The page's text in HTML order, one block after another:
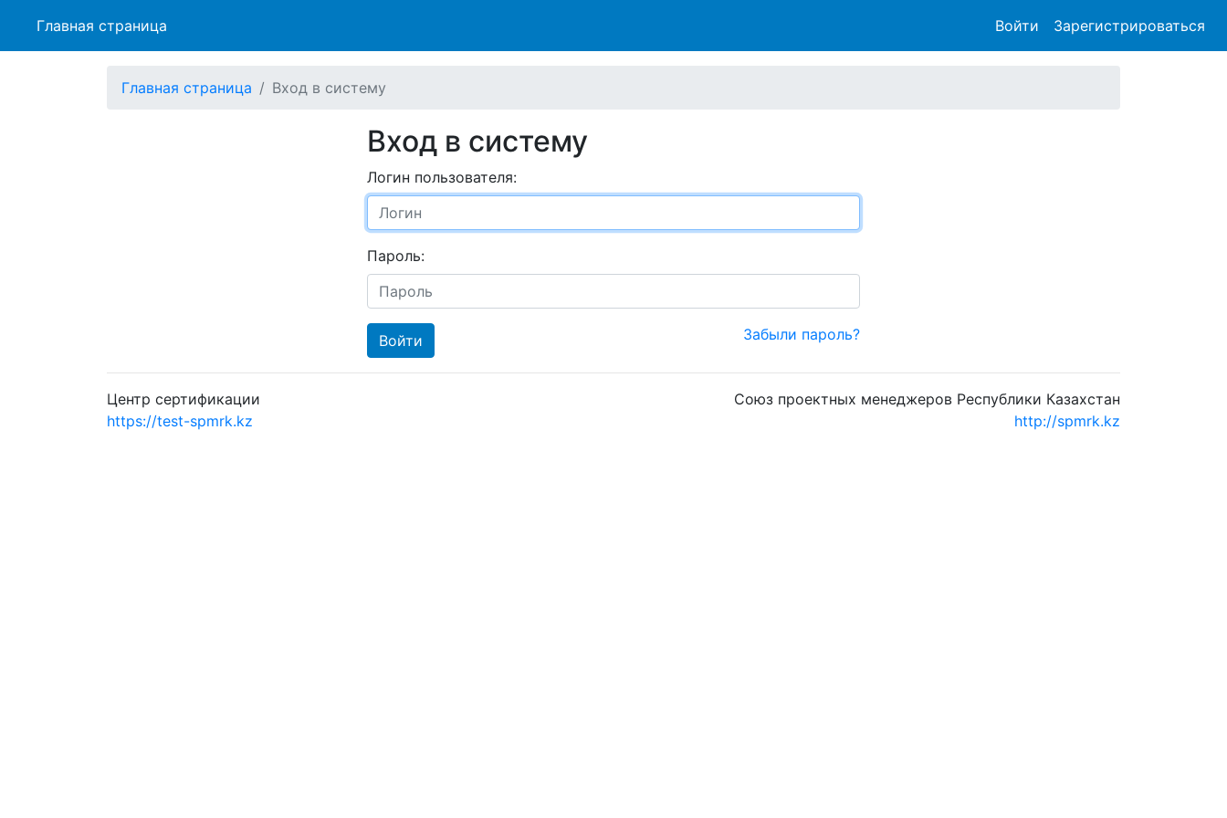
Главная страница Войти Зарегистрироваться
Главная страница Вход в систему
Вход в систему
Логин пользователя:
Пароль:
Забыли пароль?
Центр сертификации
https://test-spmrk.kz
Союз проектных менеджеров Республики Казахстан
http://spmrk.kz